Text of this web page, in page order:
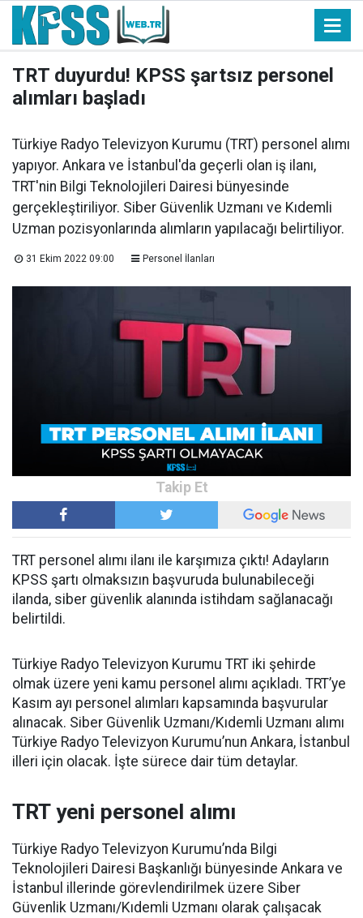
TRT duyurdu! KPSS şartsız personel
alımları başladı
Türkiye Radyo Televizyon Kurumu (TRT) personel alımı
yapıyor. Ankara ve İstanbul'da geçerli olan iş ilanı,
TRT'nin Bilgi Teknolojileri Dairesi bünyesinde
gerçekleştiriliyor. Siber Güvenlik Uzmanı ve Kıdemli
Uzman pozisyonlarında alımların yapılacağı belirtiliyor.
31 Ekim 2022 09:00 Personel İlanları
TRT personel alımı ilanı ile karşımıza çıktı! Adayların
KPSS şartı olmaksızın başvuruda bulunabileceği
ilanda, siber güvenlik alanında istihdam sağlanacağı
belirtildi.
Türkiye Radyo Televizyon Kurumu TRT iki şehirde
olmak üzere yeni kamu personel alımı açıkladı. TRT’ye
Kasım ayı personel alımları kapsamında başvurular
alınacak. Siber Güvenlik Uzmanı/Kıdemli Uzmanı alımı
Türkiye Radyo Televizyon Kurumu’nun Ankara, İstanbul
illeri için olacak. İşte sürece dair tüm detaylar.
TRT yeni personel alımı
Türkiye Radyo Televizyon Kurumu’nda Bilgi
Teknolojileri Dairesi Başkanlığı bünyesinde Ankara ve
İstanbul illerinde görevlendirilmek üzere Siber
Güvenlik Uzmanı/Kıdemli Uzmanı olarak çalışacak